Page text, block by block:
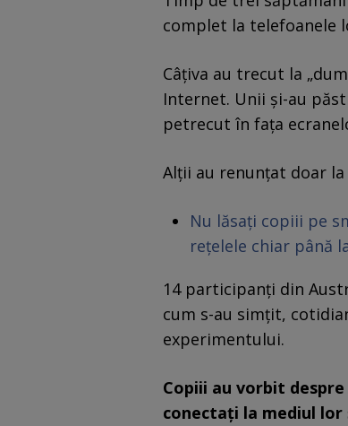
complet la telefoanele
Câțiva au trecut la
Internet. Unii și-au
petrecut în fața
Alții au renunțat doar
Nu lăsați copiii pe
rețelele chiar până
14 participanți din
cum s-au simțit,
experimentului.
Copiii au vorbit
conectați la mediul lor